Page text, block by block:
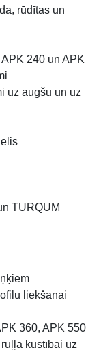
rūdītas un
240 un APK
uz augšu un uz
TURQUM
liekšanai
360, APK 550
kustībai uz